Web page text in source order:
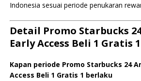
Indonesia sesuai periode penukaran
Detail Promo Starbucks
Early Access Beli 1 Gratis 1
Kapan periode Promo Starbucks 24
Access Beli 1 Gratis 1 berlaku